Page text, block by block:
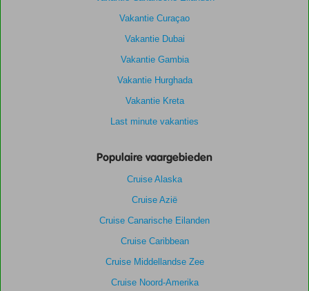
Vakantie Curaçao
Vakantie Dubai
Vakantie Gambia
Vakantie Hurghada
Vakantie Kreta
Last minute vakanties
Populaire vaargebieden
Cruise Alaska
Cruise Azië
Cruise Canarische Eilanden
Cruise Caribbean
Cruise Middellandse Zee
Cruise Noord-Amerika